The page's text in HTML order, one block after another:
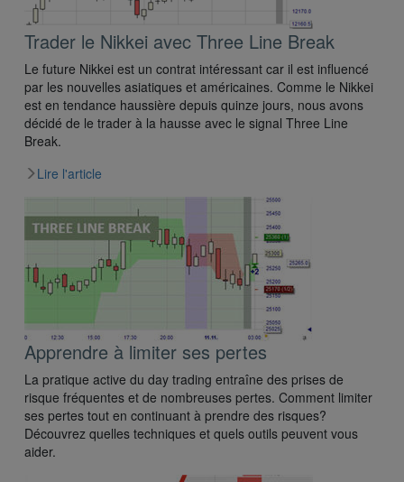
Trader le Nikkei avec Three Line Break
Le future Nikkei est un contrat intéressant car il est influencé
par les nouvelles asiatiques et américaines. Comme le Nikkei
est en tendance haussière depuis quinze jours, nous avons
décidé de le trader à la hausse avec le signal Three Line
Break.
Lire l'article
Apprendre à limiter ses pertes
La pratique active du day trading entraîne des prises de
risque fréquentes et de nombreuses pertes. Comment limiter
ses pertes tout en continuant à prendre des risques?
Découvrez quelles techniques et quels outils peuvent vous
aider.